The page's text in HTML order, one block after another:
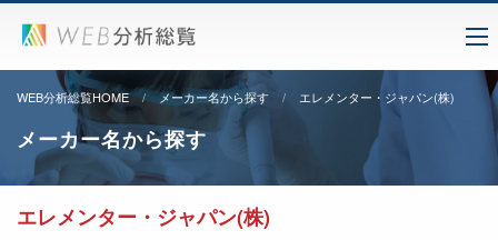
WEB分析総覧HOME メーカー名から探す エレメンター・ジャパン(株)
メーカー名から探す
エレメンター・ジャパン(株)